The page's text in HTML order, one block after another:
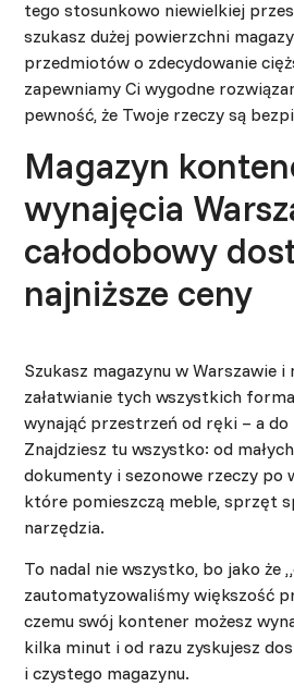
tego stosunkowo niewielkiej
szukasz dużej powierzchni
przedmiotów o zdecydowanie
zapewniamy Ci wygodne
pewność, że Twoje rzeczy są
Magazyn
wynajęcia
całodobowy
najniższe ceny
Szukasz magazynu w Warszawie i
załatwianie tych wszystkich
wynająć przestrzeń od ręki – a do
Znajdziesz tu wszystko: od
dokumenty i sezonowe rzeczy po
które pomieszczą meble, sprzęt
narzędzia.
To nadal nie wszystko, bo jako że
zautomatyzowaliśmy większość
czemu swój kontener możesz
kilka minut i od razu zyskujesz
i czystego magazynu.